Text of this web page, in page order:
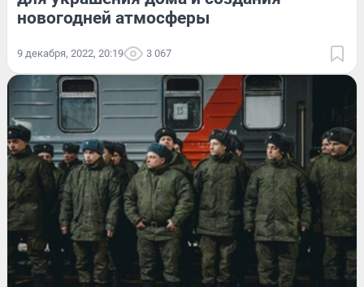
новогодней атмосферы
9 декабря, 2022, 20:19 3 067